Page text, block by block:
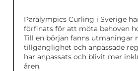
Paralympics Curling i Sverige
förfinats för att möta behoven
Till en början fanns utmaningar
tillgänglighet och anpassade
har anpassats och blivit mer
åren.